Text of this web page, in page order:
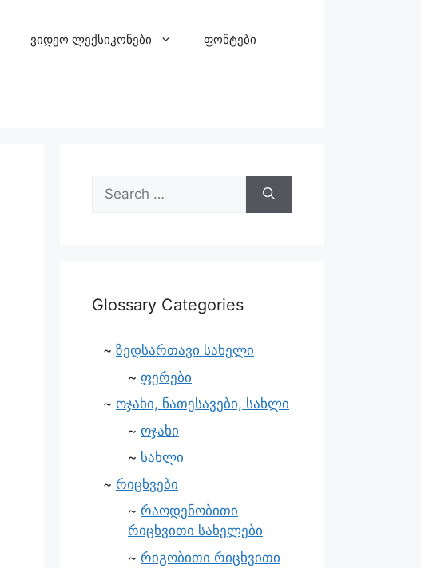
ვიდეო ლექსიკონები ფონტები
Glossary Categories
ზედსართავი სახელი
ფერები
ოჯახი, ნათესავები, სახლი
ოჯახი
სახლი
რიცხვები
რაოდენობითი
რიცხვითი სახელები
რიგობითი რიცხვითი